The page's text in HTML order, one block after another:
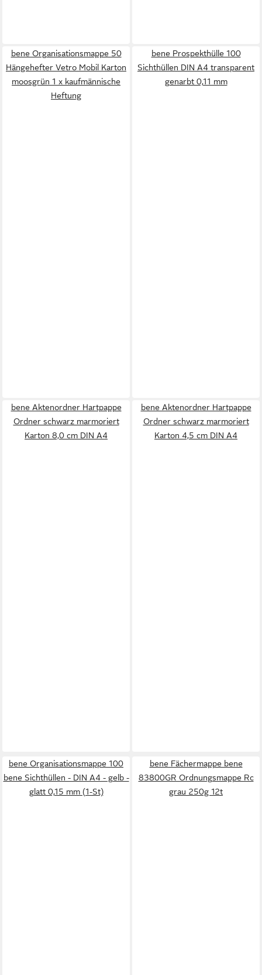
bene Organisationsmappe 50
Hängehefter Vetro Mobil Karton
moosgrün 1 x kaufmännische
Heftung
bene Prospekthülle 100
Sichthüllen DIN A4 transparent
genarbt 0,11 mm
bene Aktenordner Hartpappe
Ordner schwarz marmoriert
Karton 8,0 cm DIN A4
bene Aktenordner Hartpappe
Ordner schwarz marmoriert
Karton 4,5 cm DIN A4
bene Organisationsmappe 100
bene Sichthüllen - DIN A4 - gelb -
glatt 0,15 mm (1-St)
bene Fächermappe bene
83800GR Ordnungsmappe Rc
grau 250g 12t